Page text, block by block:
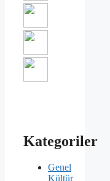
Kategoriler
Genel
Kültür